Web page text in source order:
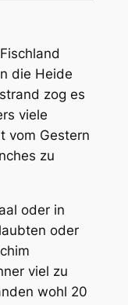
die Heide
zog es
viele
vom Gestern
zu
oder in
oder
viel zu
wohl 20